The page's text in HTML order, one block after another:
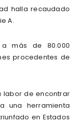
halla recaudado
A.
más de 80.000
procedentes de
labor de encontrar
una herramienta
en Estados